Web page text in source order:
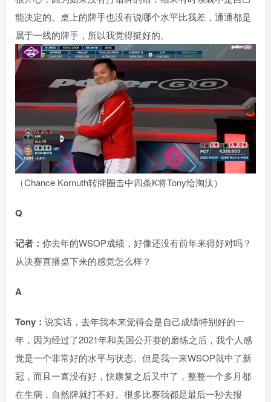
能决定的。桌上的牌手也没有说哪个水平比我差，通通都是
属于一线的牌手，所以我觉得挺好的。
（Chance Kornuth转牌圈击中四条K将Tony给淘汰）
Q
记者： 你去年的WSOP成绩，好像还没有前年来得好对吗？
从决赛直播桌下来的感觉怎么样？
A
Tony： 说实话，去年我本来觉得会是自己成绩特别好的一
年，因为经过了2021年和美国公开赛的磨练之后，我个人感
觉是一个非常好的水平与状态。但是我一来WSOP就中了新
冠，而且一直没有好，快康复之后又中了，整整一个多月都
在生病，自然牌就打不好。很多比赛我都是最后一秒去报